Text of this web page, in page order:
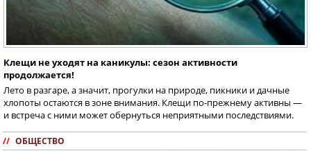
Клещи не уходят на каникулы: сезон активности
продолжается!
Лето в разгаре, а значит, прогулки на природе, пикники и дачные
хлопоты остаются в зоне внимания. Клещи по-прежнему активны —
и встреча с ними может обернуться неприятными последствиями.
// ОБЩЕСТВО